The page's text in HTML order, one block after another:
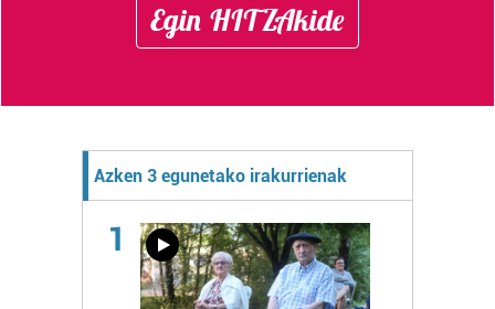
Egin HITZAkide
Azken 3 egunetako irakurrienak
1